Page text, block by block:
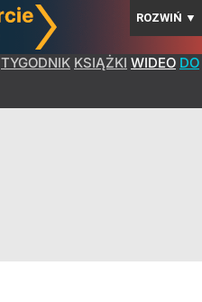
ROZWIŃ ▼
TYGODNIK KSIĄŻKI WIDEO DO